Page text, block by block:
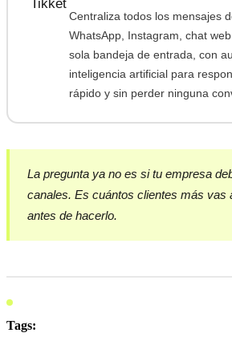
Centraliza todos los mensajes
WhatsApp, Instagram, chat
sola bandeja de entrada, con
inteligencia artificial para
rápido y sin perder ninguna
La pregunta ya no es si tu empresa
canales. Es cuántos clientes más vas
antes de hacerlo.
Tags: